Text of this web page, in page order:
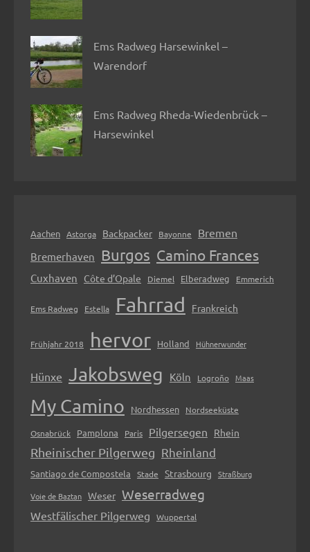
Ems Radweg Harsewinkel –
Warendorf
Ems Radweg Rheda-Wiedenbrück –
Harsewinkel
Aachen Astorga Backpacker Bayonne Bremen
Bremerhaven Burgos Camino Frances
Cuxhaven Côte d’Opale Diemel Elberadweg Emmerich
Ems Radweg Estella Fahrrad Frankreich
Frühjahr 2018 hervor Holland Hühnerwunder
Hünxe Jakobsweg Köln Logroño Maas
My Camino Nordhessen Nordseeküste
Osnabrück Pamplona Paris Pilgersegen Rhein
Rheinischer Pilgerweg Rheinland
Santiago de Compostela Stade Strasbourg
Straßburg
Voie de Baztan Weser Weserradweg
Westfälischer Pilgerweg Wuppertal